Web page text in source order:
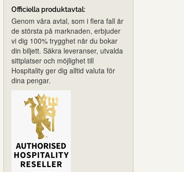
Officiella produktavtal:
Genom våra avtal, som i flera fall är
de största på marknaden, erbjuder
vi dig 100% trygghet när du bokar
din biljett. Säkra leveranser, utvalda
sittplatser och möjlighet till
Hospitality ger dig alltid valuta för
dina pengar.